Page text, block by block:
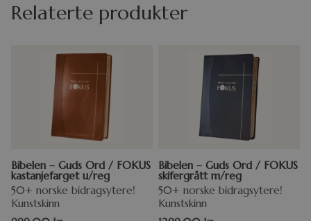
Relaterte produkter
Bibelen – Guds Ord / FOKUS
kastanjefarget u/reg
50+ norske bidragsytere!
Kunstskinn
Bibelen – Guds Ord / FOKUS
skifergrått m/reg
50+ norske bidragsytere!
Kunstskinn